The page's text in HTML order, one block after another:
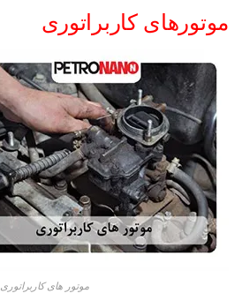
موتورهای کاربراتوری
موتور های کاربراتوری